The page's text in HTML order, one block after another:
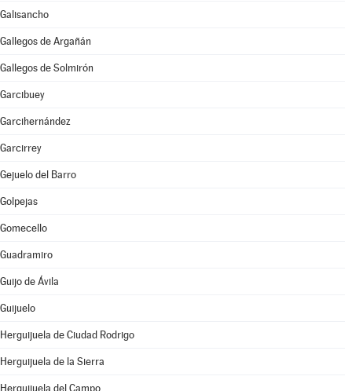
Galisancho
Gallegos de Argañán
Gallegos de Solmirón
Garcibuey
Garcihernández
Garcirrey
Gejuelo del Barro
Golpejas
Gomecello
Guadramiro
Guijo de Ávila
Guijuelo
Herguijuela de Ciudad Rodrigo
Herguijuela de la Sierra
Herguijuela del Campo